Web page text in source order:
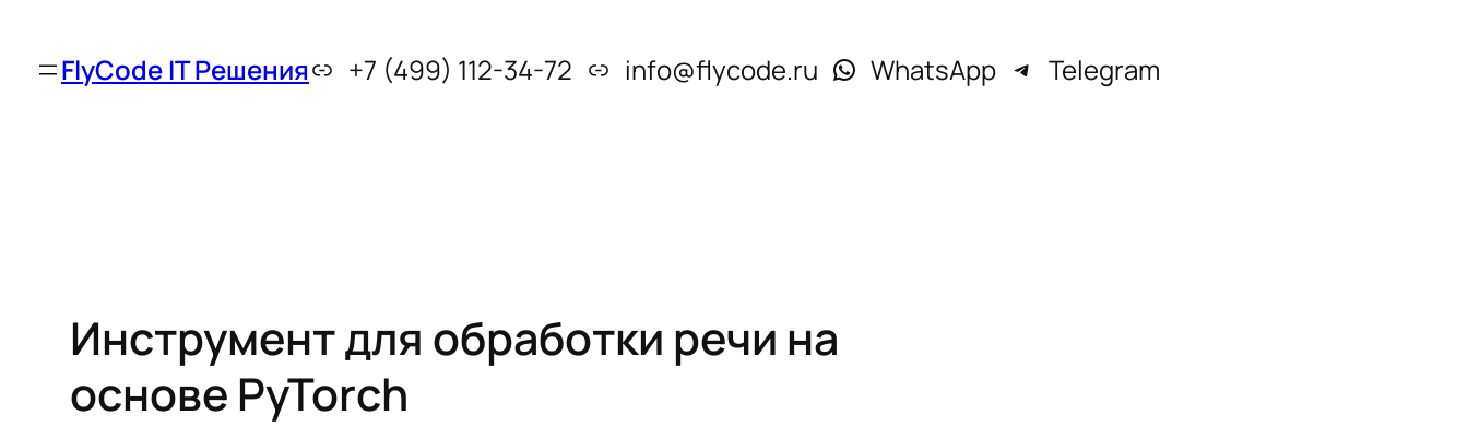
FlyCode IT Решения +7 (499) 112-34-72 info@flycode.ru WhatsApp Telegram
Инструмент для обработки речи на
основе PyTorch